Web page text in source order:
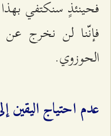
فحينئذٍ سنكتفي بهذا
فإنّنا لن نخرج
الحوزوي.
عدم احتياج اليقين